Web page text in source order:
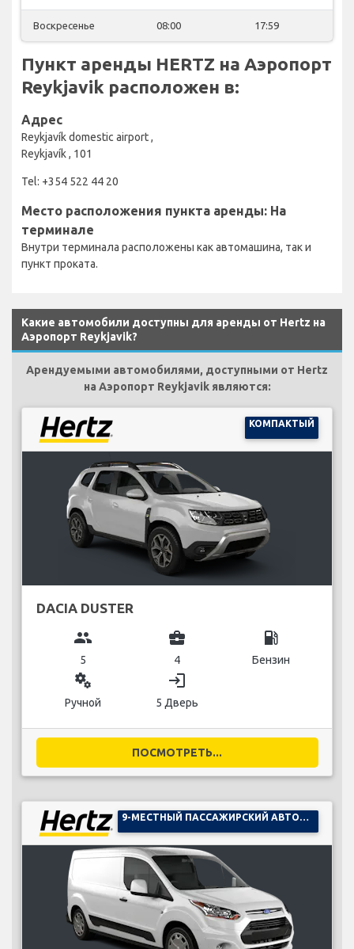
Воскресенье 08:00 17:59
Пункт аренды HERTZ на Аэропорт
Reykjavik расположен в:
Адрес
Reykjavík domestic airport ,
Reykjavík , 101
Tel: +354 522 44 20
Место расположения пункта аренды: На
терминале
Внутри терминала расположены как автомашина, так и
пункт проката.
Какие автомобили доступны для аренды от Hertz на
Аэропорт Reykjavik?
Арендуемыми автомобилями, доступными от Hertz
на Аэропорт Reykjavik являются:
КОМПАКТЫЙ
DACIA DUSTER
group
5
business_center
4
local_gas_station
Бензин
miscellaneous_services
Ручной
login
5 Дверь
ПОСМОТРЕТЬ...
9-МЕСТНЫЙ ПАССАЖИРСКИЙ АВТОМОБИЛЬ